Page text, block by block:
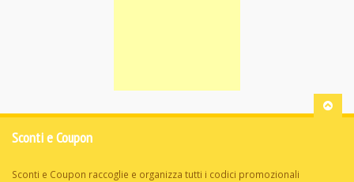
Sconti e Coupon
Sconti e Coupon raccoglie e organizza tutti i codici promozionali